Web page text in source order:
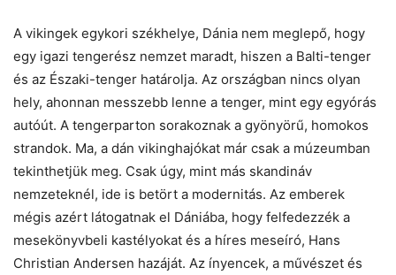
A vikingek egykori székhelye, Dánia nem meglepő, hogy
egy igazi tengerész nemzet maradt, hiszen a Balti-tenger
és az Északi-tenger határolja. Az országban nincs olyan
hely, ahonnan messzebb lenne a tenger, mint egy egyórás
autóút. A tengerparton sorakoznak a gyönyörű, homokos
strandok. Ma, a dán vikinghajókat már csak a múzeumban
tekinthetjük meg. Csak úgy, mint más skandináv
nemzeteknél, ide is betört a modernitás. Az emberek
mégis azért látogatnak el Dániába, hogy felfedezzék a
mesekönyvbeli kastélyokat és a híres meseíró, Hans
Christian Andersen hazáját. Az ínyencek, a művészet és